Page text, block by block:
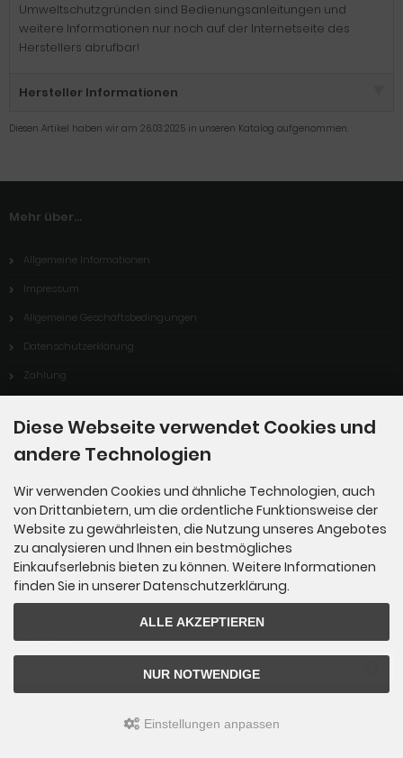
Umweltschutzgründen sind Bedienungsanleitungen und
weitere Informationen nur noch auf der Internetseite des
Herstellers abrufbar!
Hersteller Informationen
Diesen Artikel haben wir am 26.03.2025 in unseren Katalog aufgenommen.
Mehr über...
Allgemeine Informationen
Impressum
Allgemeine Geschäftsbedingungen
Datenschutzerklärung
Zahlung
Dropshipping Service
EPR
Kontakt
Cookie Einstellungen
Newsletter-Anmeldung
E-Mail-Adresse:
Diese Webseite verwendet Cookies und
andere Technologien
Wir verwenden Cookies und ähnliche Technologien, auch
von Drittanbietern, um die ordentliche Funktionsweise der
Website zu gewährleisten, die Nutzung unseres Angebotes
zu analysieren und Ihnen ein bestmögliches
Einkaufserlebnis bieten zu können. Weitere Informationen
finden Sie in unserer Datenschutzerklärung.
ALLE AKZEPTIEREN
NUR NOTWENDIGE
Einstellungen anpassen